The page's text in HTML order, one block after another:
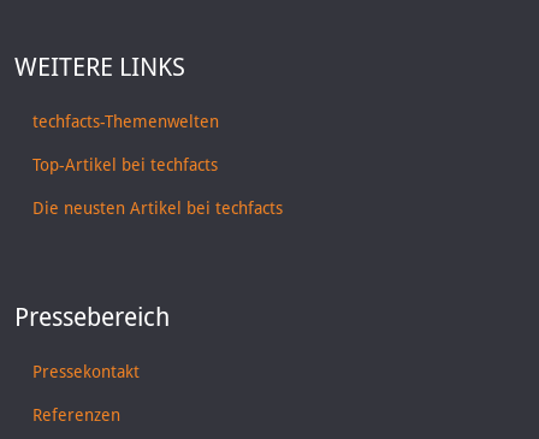
WEITERE LINKS
techfacts-Themenwelten
Top-Artikel bei techfacts
Die neusten Artikel bei techfacts
Pressebereich
Pressekontakt
Referenzen